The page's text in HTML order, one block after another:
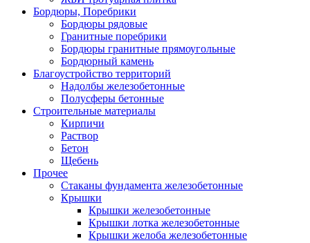
Бордюры, Поребрики
Бордюры рядовые
Гранитные поребрики
Бордюры гранитные прямоугольные
Бордюрный камень
Благоустройство территорий
Надолбы железобетонные
Полусферы бетонные
Строительные материалы
Кирпичи
Раствор
Бетон
Щебень
Прочее
Стаканы фундамента железобетонные
Крышки
Крышки железобетонные
Крышки лотка железобетонные
Крышки желоба железобетонные